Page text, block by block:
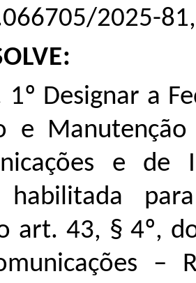
2025-81,
Designar a
e
e de
habilitada
art. 43, § 4º,
–